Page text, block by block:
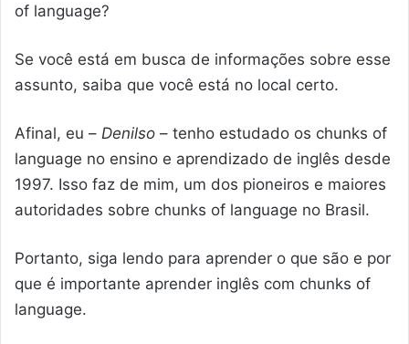
of language?
Se você está em busca de informações sobre esse
assunto, saiba que você está no local certo.
Afinal, eu – Denilso – tenho estudado os chunks of
language no ensino e aprendizado de inglês desde
1997. Isso faz de mim, um dos pioneiros e maiores
autoridades sobre chunks of language no Brasil.
Portanto, siga lendo para aprender o que são e por
que é importante aprender inglês com chunks of
language.